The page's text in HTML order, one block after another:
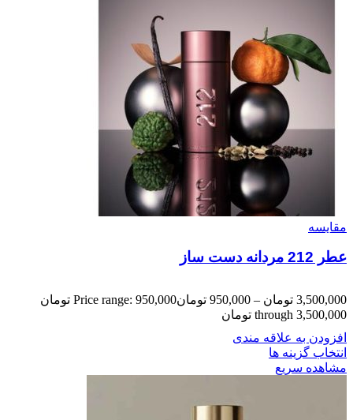
مقایسه
عطر 212 مردانه دست ساز
3,500,000 تومان –
950,000 تومان
Price range: 950,000 تومان
through 3,500,000 تومان
افزودن به علاقه مندی
انتخاب گزینه ها
مشاهده سریع